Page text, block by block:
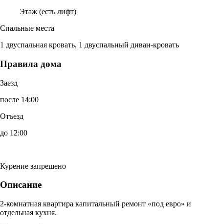
Этаж (есть лифт)
Спальные места
1 двуспальная кровать, 1 двуспальный диван-кровать
Правила дома
Заезд
после 14:00
Отъезд
до 12:00
Курение запрещено
Описание
2-комнатная квартира капитальный ремонт «под евро» и
отдельная кухня.